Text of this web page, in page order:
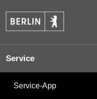
Service
Service-App